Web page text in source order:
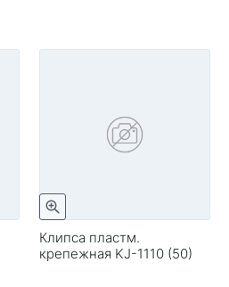
Клипса пластм.
крепежная KJ-1110 (50)